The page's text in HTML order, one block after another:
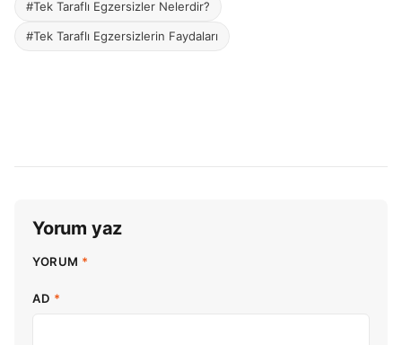
#Tek Taraflı Egzersizler Nelerdir?
#Tek Taraflı Egzersizlerin Faydaları
Yorum yaz
YORUM *
AD *